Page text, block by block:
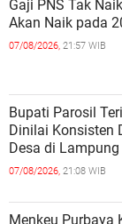
Gaji PNS Tak
Akan Naik pada
07/08/2026, 21:57 WIB
Bupati Parosil
Dinilai Konsisten
Desa di
07/08/2026, 21:08 WIB
Menkeu Purbaya